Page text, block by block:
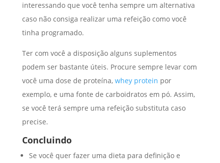
interessando que você tenha sempre um alternativa
caso não consiga realizar uma refeição como você
tinha programado.
Ter com você a disposição alguns suplementos
podem ser bastante úteis. Procure sempre levar com
você uma dose de proteína, whey protein por
exemplo, e uma fonte de carboidratos em pó. Assim,
se você terá sempre uma refeição substituta caso
precise.
Concluindo
Se você quer fazer uma dieta para definição e